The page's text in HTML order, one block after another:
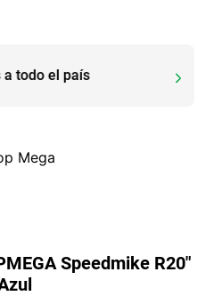
a todo el país
Speedmike R20"